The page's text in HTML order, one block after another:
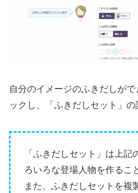
自分のイメージのふきだしがで
ックし、「ふきだしセット」の
「ふきだしセット」は上記
ろいろな登場人物を作るこ
また、ふきだしセットを複